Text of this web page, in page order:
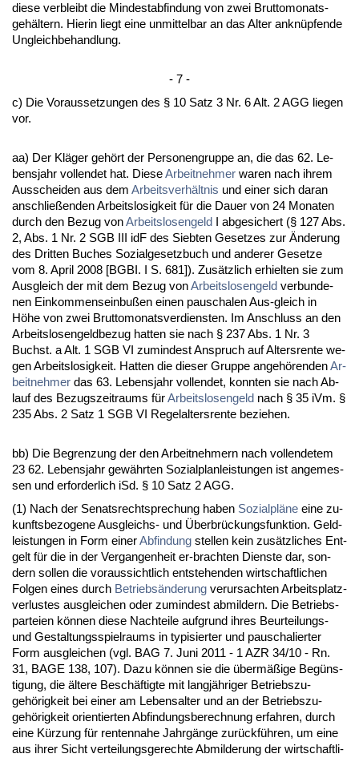
die­se ver­bleibt die Min­dest­ab­fin­dung von zwei Brut­to­mo­nats­
gehältern. Hier­in liegt ei­ne un­mit­tel­bar an das Al­ter an­knüpfen­de
Un­gleich­be­hand­lung.
- 7 -
c) Die Vor­aus­set­zun­gen des § 10 Satz 3 Nr. 6 Alt. 2 AGG lie­gen
vor.
aa) Der Kläger gehört der Per­so­nen­grup­pe an, die das 62. Le­
bens­jahr voll­endet hat. Die­seAr­beit­neh­mer wa­ren nach ih­rem
Aus­schei­den aus dem Ar­beits­verhält­nis und ei­ner sich dar­an
an­sch­ließen­den Ar­beits­lo­sig­keit für die Dau­er von 24 Mo­na­ten
durch den Be­zug vonAr­beits­lo­sen­geld I ab­ge­si­chert (§ 127 Abs.
2, Abs. 1 Nr. 2 SGB III idF des Sieb­ten Ge­set­zes zur Ände­rung
des Drit­ten Bu­ches So­zi­al­ge­setz­buch und an­de­rer Ge­set­ze
vom 8. April 2008 [BGBI. I S. 681]). Zusätz­lich er­hiel­ten sie zum
Aus­gleich der mit dem Be­zug vonAr­beits­lo­sen­geld ver­bun­de­
nen Ein­kom­mens­ein­bußen ei­nen pau­scha­len Aus-gleich in
Höhe von zwei Brut­to­mo­nats­ver­diens­ten. Im An­schluss an den
Ar­beits­lo­sen­geld­be­zug hat­ten sie nach § 237 Abs. 1 Nr. 3
Buchst. a Alt. 1 SGB VI zu­min­dest An­spruch auf Al­ters­ren­te we­
gen Ar­beits­lo­sig­keit. Hat­ten die die­ser Grup­pe an­gehören­denAr­
beit­neh­mer das 63. Le­bens­jahr voll­endet, konn­ten sie nach Ab­
lauf des Be­zugs­zeit­raums fürAr­beits­lo­sen­geld nach § 35 iVm. §
235 Abs. 2 Satz 1 SGB VI Re­gel­al­ters­ren­te be­zie­hen.
bb) Die Be­gren­zung der den Ar­beit­neh­mern nach voll­ende­tem
23 62. Le­bens­jahr gewähr­ten So­zi­al­plan­leis­tun­gen ist an­ge­mes­
sen und er­for­der­lich iSd. § 10 Satz 2 AGG.
(1) Nach der Se­nats­recht­spre­chung ha­ben So­zi­alpläne ei­ne zu­
kunfts­be­zo­ge­ne Aus­gleichs- und Über­brückungs­funk­ti­on. Geld­
leis­tun­gen in Form ei­nerAb­fin­dung stel­len kein zusätz­li­ches Ent­
gelt für die in der Ver­gan­gen­heit er-brach­ten Diens­te dar, son­
dern sol­len die vor­aus­sicht­lich ent­ste­hen­den wirt­schaft­li­chen
Fol­gen ei­nes durch Be­triebsände­rung ver­ur­sach­ten Ar­beits­platz­
ver­lus­tes aus­glei­chen oder zu­min­dest ab­mil­dern. Die Be­triebs­
par­tei­en können die­se Nach­tei­le auf­grund ih­res Be­ur­tei­lungs-
und Ge­stal­tungs­spiel­raums in ty­pi­sier­ter und pau­scha­lier­ter
Form aus­glei­chen (vgl. BAG 7. Ju­ni 2011 - 1 AZR 34/10 - Rn.
31, BA­GE 138, 107). Da­zu können sie die übermäßige Begüns­
ti­gung, die älte­re Beschäftig­te mit langjähri­ger Be­triebs­zu­
gehörig­keit bei ei­ner am Le­bens­al­ter und an der Be­triebs­zu­
gehörig­keit ori­en­tier­ten Ab­fin­dungs­be­rech­nung er­fah­ren, durch
ei­ne Kürzung für ren­ten­na­he Jahrgänge zurückführen, um ei­ne
aus ih­rer Sicht ver­tei­lungs­ge­rech­te Ab­mil­de­rung der wirt­schaft­li-